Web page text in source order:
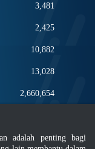
3,481
2,425
10,882
13,028
2,660,654
adalah penting bagi